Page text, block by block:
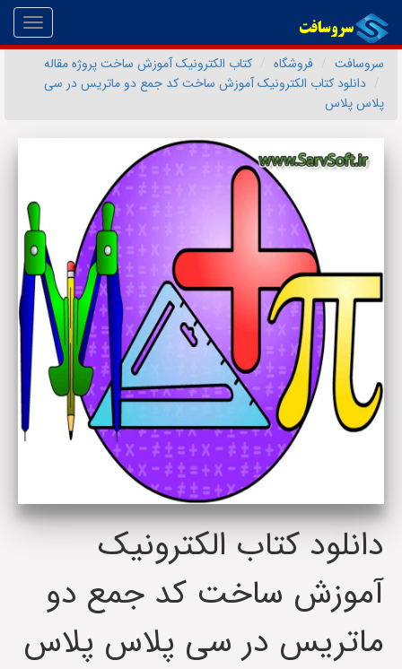
سروسافت
فروشگاه
کتاب الکترونیک آموزش ساخت پروژه مقاله
دانلود کتاب الکترونیک آموزش ساخت کد جمع دو ماتریس در سی
پلاس پلاس
دانلود کتاب الکترونیک
آموزش ساخت کد جمع دو
ماتریس در سی پلاس پلاس